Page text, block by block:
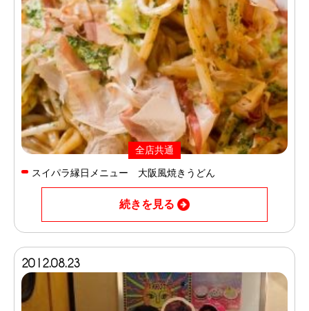
全店共通
スイパラ縁日メニュー 大阪風焼きうどん
続きを見る
2012.08.23